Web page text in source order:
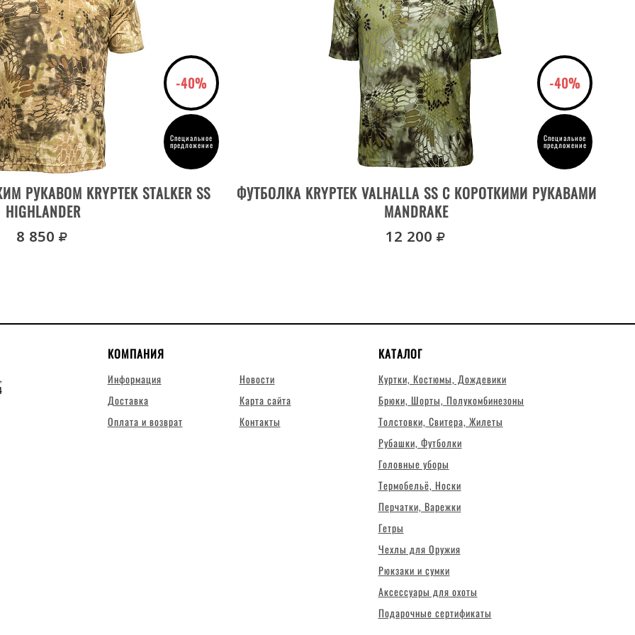
-40%
Специальное
предложение
РУКАВОМ KRYPTEK STALKER SS
HIGHLANDER
8 850
-40%
Специальное
предложение
ФУТБОЛКА KRYPTEK VALHALLA SS С КОРОТКИМИ РУКАВАМИ
MANDRAKE
12 200
КОМПАНИЯ
Информация
Доставка
Оплата и возврат
Новости
Карта сайта
Контакты
КАТАЛОГ
Куртки, Костюмы, Дождевики
Брюки, Шорты, Полукомбинезоны
Толстовки, Свитера, Жилеты
Рубашки, Футболки
Головные уборы
Термобельё, Носки
Перчатки, Варежки
Гетры
Чехлы для Оружия
Рюкзаки и сумки
Аксессуары для охоты
Подарочные сертификаты